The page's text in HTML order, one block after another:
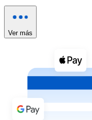
Ver todo
Compra
Comprar con
Transferencia
Ver más